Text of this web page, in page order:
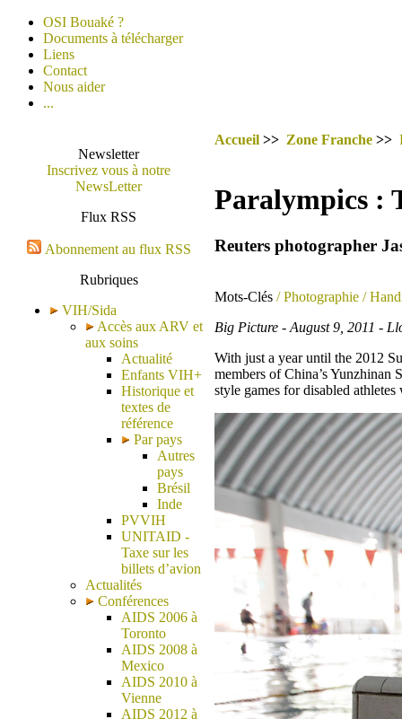
OSI Bouaké ?
Documents à télécharger
Liens
Contact
Nous aider
...
Newsletter
Inscrivez vous à notre
NewsLetter
Flux RSS
Abonnement au flux RSS
Rubriques
VIH/Sida
Accès aux ARV et
aux soins
Actualité
Enfants VIH+
Historique et
textes de
référence
Par pays
Autres
pays
Brésil
Inde
PVVIH
UNITAID -
Taxe sur les
billets d’avion
Actualités
Conférences
AIDS 2006 à
Toronto
AIDS 2008 à
Mexico
AIDS 2010 à
Vienne
AIDS 2012 à
Accueil >> Zone Franche >>
Paralympics :
Reuters photographer
Mots-Clés / Photographie /
Big Picture - August 9, 2011 -
With just a year until the 2012
members of China’s
style games for disabled